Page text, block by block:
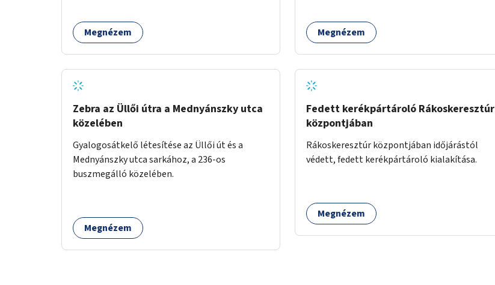
Megnézem
Zebra az Üllői útra a Mednyánszky utca
közelében
Gyalogosátkelő létesítése az Üllői út és a
Mednyánszky utca sarkához, a 236-os
buszmegálló közelében.
Megnézem
Megnézem
Fedett kerékpártároló Rákoskeresztúr
központjában
Rákoskeresztúr központjában időjárástól
védett, fedett kerékpártároló kialakítása.
Megnézem